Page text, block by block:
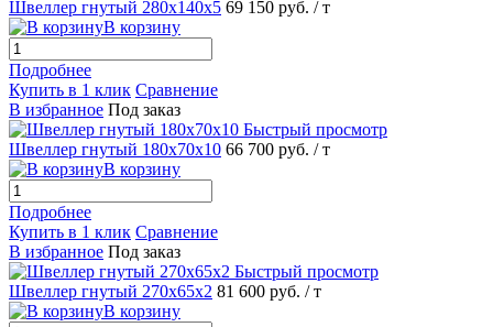
Швеллер гнутый 280х140х5 69 150 руб. / т
В корзину
Подробнее
Купить в 1 клик Сравнение
В избранное Под заказ
Быстрый просмотр
Швеллер гнутый 180х70х10 66 700 руб. / т
В корзину
Подробнее
Купить в 1 клик Сравнение
В избранное Под заказ
Быстрый просмотр
Швеллер гнутый 270х65х2 81 600 руб. / т
В корзину